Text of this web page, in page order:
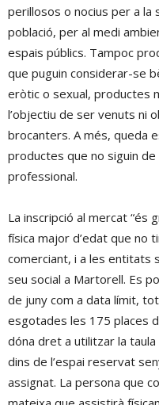
perillosos o nocius per a la
població, per al medi
espais públics. Tampoc
que puguin considerar-se
eròtic o sexual, productes
l’objectiu de ser venuts ni
brocanters. A més, queda
productes que no siguin
professional.
La inscripció al mercat
física major d’edat que no
comerciant, i a les entitats
seu social a Martorell. Es
de juny com a data límit,
esgotades les 175 places
dóna dret a utilitzar la taula
dins de l’espai reservat
assignat. La persona que